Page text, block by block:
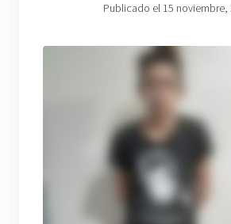
Publicado el 15 noviembre,